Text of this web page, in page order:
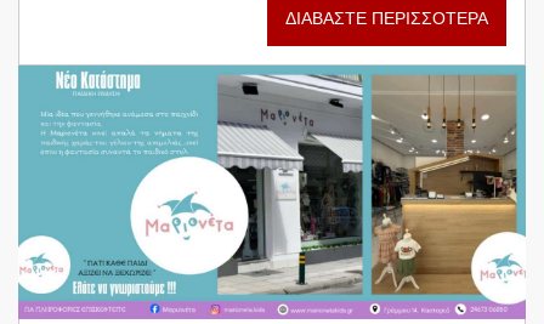
ΔΙΑΒΑΣΤΕ ΠΕΡΙΣΣΟΤΕΡΑ